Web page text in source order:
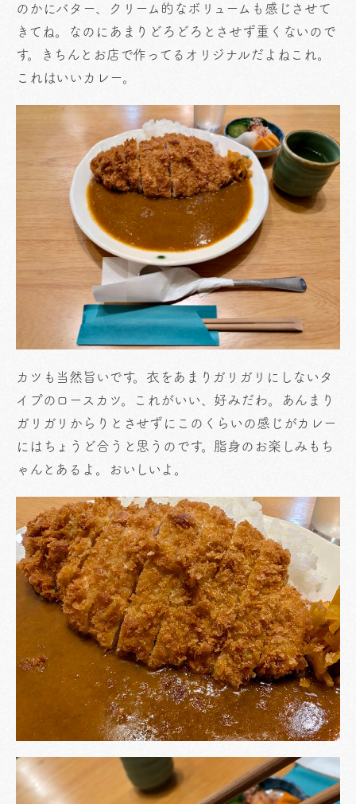
のかにバター、クリーム的なボリュームも感じさせて
きてね。なのにあまりどろどろとさせず重くないので
す。きちんとお店で作ってるオリジナルだよねこれ。
これはいいカレー。
カツも当然旨いです。衣をあまりガリガリにしないタ
イプのロースカツ。これがいい、好みだわ。あんまり
ガリガリからりとさせずにこのくらいの感じがカレー
にはちょうど合うと思うのです。脂身のお楽しみもち
ゃんとあるよ。おいしいよ。